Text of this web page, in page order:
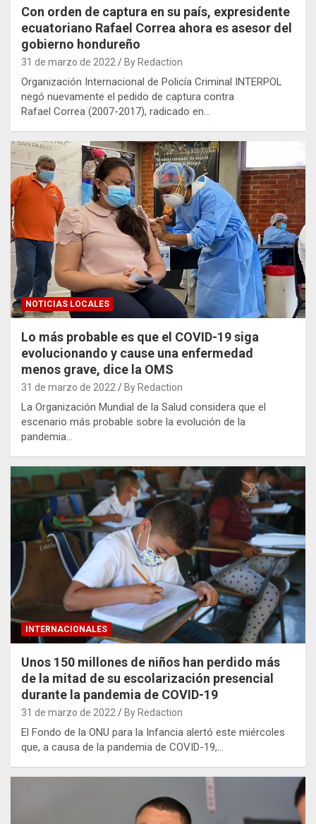
Con orden de captura en su país, expresidente
ecuatoriano Rafael Correa ahora es asesor del
gobierno hondureño
31 de marzo de 2022 By Redaction
Organización Internacional de Policía Criminal INTERPOL
negó nuevamente el pedido de captura contra
Rafael Correa (2007-2017), radicado en…
NOTICIAS LOCALES
Lo más probable es que el COVID-19 siga
evolucionando y cause una enfermedad
menos grave, dice la OMS
31 de marzo de 2022 By Redaction
La Organización Mundial de la Salud considera que el
escenario más probable sobre la evolución de la
pandemia…
INTERNACIONALES
Unos 150 millones de niños han perdido más
de la mitad de su escolarización presencial
durante la pandemia de COVID-19
31 de marzo de 2022 By Redaction
El Fondo de la ONU para la Infancia alertó este miércoles
que, a causa de la pandemia de COVID-19,…